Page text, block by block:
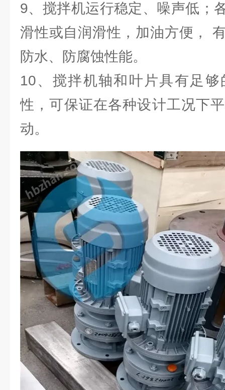
9、搅拌机运行稳定、噪声低；
滑性或自润滑性，加油方便，
防水、防腐蚀性能。
10、搅拌机轴和叶片具有足
性，可保证在各种设计工况下
动。